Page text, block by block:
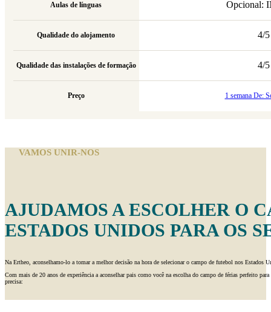
Aulas de línguas
Qualidade do alojamento
Qualidade das instalações de formação
Preço
Opcional:
4/5
4/5
1 semana De:
VAMOS UNIR-NOS
AJUDAMOS A ESCOLHER O
ESTADOS UNIDOS PARA OS
Na Ertheo, aconselhamo-lo a tomar a melhor decisão na hora de selecionar o campo de futebol nos Estados
Com mais de 20 anos de experiência a aconselhar pais como você na escolha do campo de férias perfeito
precisa: